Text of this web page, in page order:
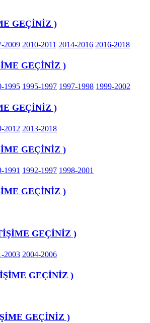
GEÇİNİZ )
2009 2010-2011 2014-2016 2016-2018
GEÇİNİZ )
1995 1995-1997 1997-1998 1999-2002
GEÇİNİZ )
2012 2013-2018
GEÇİNİZ )
1991 1992-1997 1998-2001
GEÇİNİZ )
GEÇİNİZ )
2003 2004-2006
GEÇİNİZ )
GEÇİNİZ )